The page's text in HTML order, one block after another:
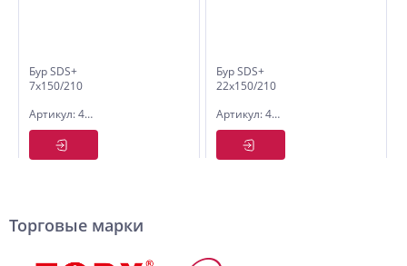
Бур SDS+
7х150/210
Артикул: 4007021
Бур SDS+
22х150/210
Артикул: 4022021
Торговые марки